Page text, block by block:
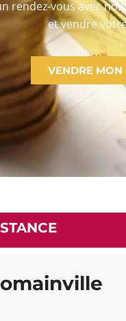
rendez-vous avec
et vendre
VENDRE MON